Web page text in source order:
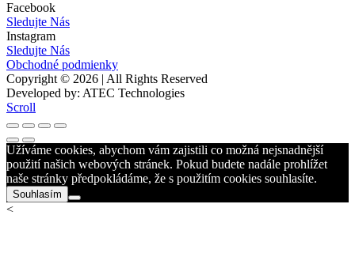
Facebook
Sledujte Nás
Instagram
Sledujte Nás
Obchodné podmienky
Copyright © 2026 | All Rights Reserved
Developed by: ATEC Technologies
Scroll
Užíváme cookies, abychom vám zajistili co možná nejsnadnější
použití našich webových stránek. Pokud budete nadále prohlížet
naše stránky předpokládáme, že s použitím cookies souhlasíte.
Souhlasím
<